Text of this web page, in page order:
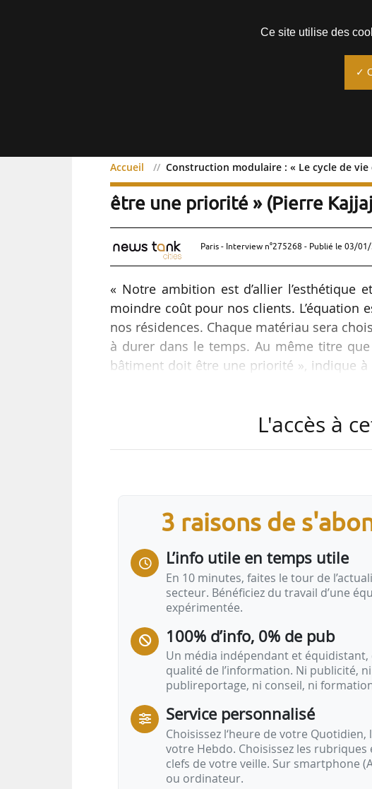
Accueil Construction modulaire : « Le cycle de
Exclusif
Construction modulaire
être une priorité » (Pierre
Paris - Interview n°275268 - Publié le 03/01/
« Notre ambition est d’allier
moindre coût pour nos clients. L’équation
nos résidences. Chaque matériau sera
à durer dans le temps. Au même titre
bâtiment doit être une priorité », indique à
En 2023, Cyme, entreprise spécialisée
L'accès à
3 raisons de
L’info utile en temps utile
En 10 minutes, faites le tour de
secteur. Bénéficiez du travail d’une
expérimentée.
100% d’info, 0% de pub
Un média indépendant et équidistant,
qualité de l’information. Ni publicité, ni
publireportage, ni conseil, ni
Service personnalisé
Choisissez l‘heure de votre Quotidien,
votre Hebdo. Choisissez les rubriques
clefs de votre veille. Sur smartphone
ou ordinateur.
Ce site utilise des
✓